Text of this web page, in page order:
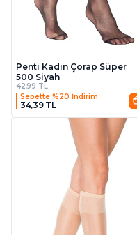
Penti Kadın Çorap Süper
500 Siyah
42,99 TL
Sepette %20 İndirim
34,39 TL